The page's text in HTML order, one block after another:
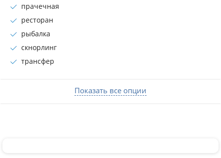
прачечная
ресторан
рыбалка
скнорлинг
трансфер
Показать все опции